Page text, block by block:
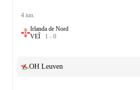
4 iun.
Irlanda de Nord
VEÎ 1 - 0
OH Leuven